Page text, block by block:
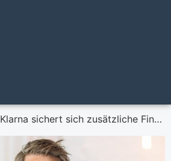
Klarna sichert sich zusätzliche Finanzierung von 639 Millionen US-Dollar